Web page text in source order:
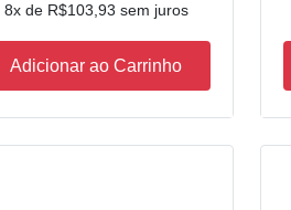
8x de R$103,93 sem juros
Adicionar ao Carrinho